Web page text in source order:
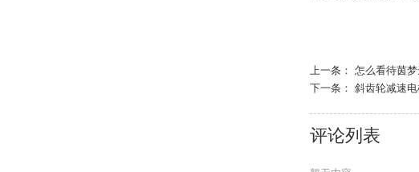
上一条： 怎么看待茵
下一条： 斜齿轮减速
评论列表